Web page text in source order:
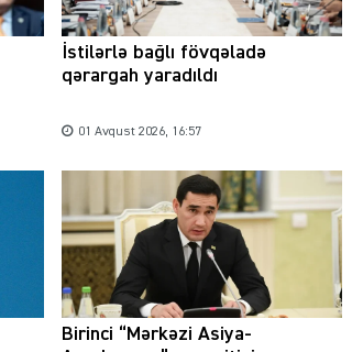
İstilərlə bağlı fövqəladə
qərargah yaradıldı
01 Avqust 2026, 16:57
Birinci “Mərkəzi Asiya-
01 İyun